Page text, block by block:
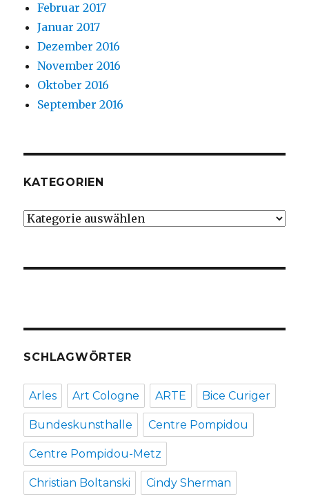
Februar 2017
Januar 2017
Dezember 2016
November 2016
Oktober 2016
September 2016
KATEGORIEN
Kategorien
SCHLAGWÖRTER
Arles Art Cologne ARTE Bice Curiger
Bundeskunsthalle Centre Pompidou
Centre Pompidou-Metz
Christian Boltanski Cindy Sherman